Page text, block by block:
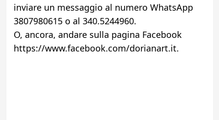
inviare un messaggio al numero WhatsApp
3807980615 o al 340.5244960.
O, ancora, andare sulla pagina Facebook
https://www.facebook.com/dorianart.it.